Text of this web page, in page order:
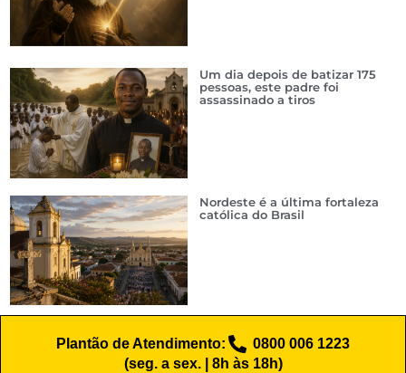
Um dia depois de batizar 175
pessoas, este padre foi
assassinado a tiros
Nordeste é a última fortaleza
católica do Brasil
Plantão de Atendimento:
0800 006 1223
(seg. a sex. | 8h às 18h)